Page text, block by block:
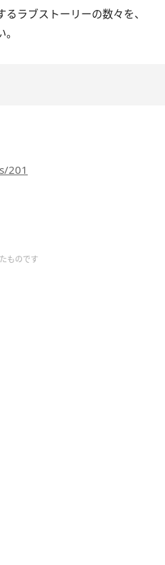
ラブストーリーの数々を、
201
ものです